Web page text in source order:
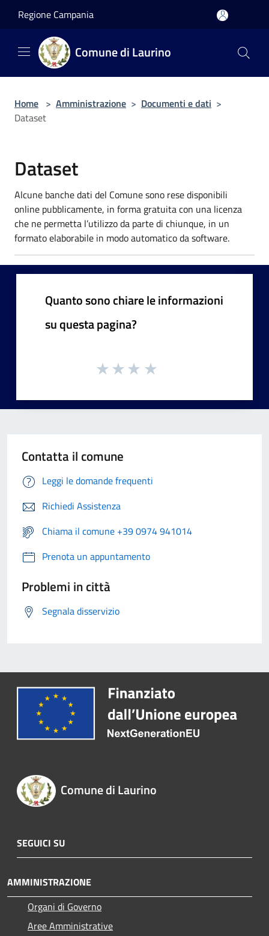
Regione Campania
Comune di Laurino
Home > Amministrazione > Documenti e dati >
Dataset
Dataset
Alcune banche dati del Comune sono rese disponibili
online pubblicamente, in forma gratuita con una licenza
che ne permetta l’utilizzo da parte di chiunque, in un
formato elaborabile in modo automatico da software.
Quanto sono chiare le informazioni
su questa pagina?
Contatta il comune
Leggi le domande frequenti
Richiedi Assistenza
Chiama il comune +39 0974 941014
Prenota un appuntamento
Problemi in città
Segnala disservizio
Comune di Laurino
SEGUICI SU
AMMINISTRAZIONE
Organi di Governo
Aree Amministrative